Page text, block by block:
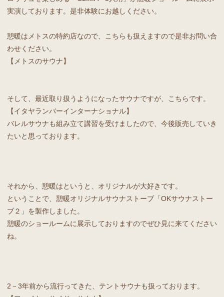
実演しております。是非体験にお越しください。
憩暖はメトスの特約店なので、こちらも扱えますので是非お問い合
わせください。
【メトスのサウナ】
そして、最近取り扱うようになったサウナですが、こちらです。
【イタヤランバーインターナショナル】
バレルサウナも組み立て講習を受けましたので、今後販売していき
たいと思っております。
それから、憩暖はというと、オリジナルが大好きです。
ということで、憩暖オリジナルサウナストーブ「OKサウナストー
ブ２」を製作しました。
憩暖のショールームに展示しておりますのでぜひ見に来てください
ね。
2－3年前から流行ってきた、テントサウナも扱っております。